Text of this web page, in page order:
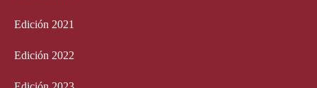
Edición 2021
Edición 2022